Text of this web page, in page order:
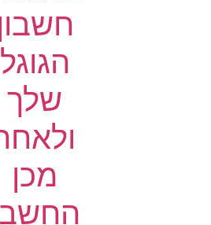
חשבון
הגוגל
שלך
ולאחר
מכן
החשבון